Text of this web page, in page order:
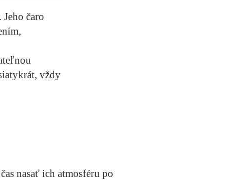
čaro
vždy
nasať ich atmosféru po